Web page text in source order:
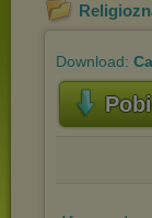
Download: